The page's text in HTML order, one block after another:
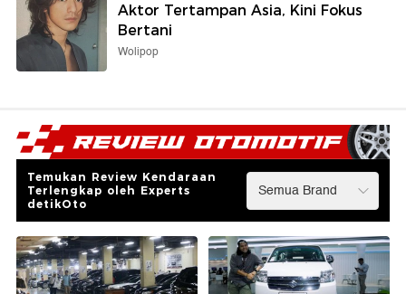
Aktor Tertampan Asia, Kini Fokus
Bertani
Wolipop
Temukan Review Kendaraan
Terlengkap oleh Experts
detikOto